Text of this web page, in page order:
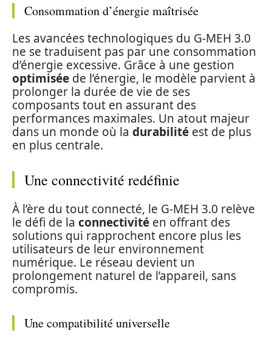
Consommation d’énergie maîtrisée
Les avancées technologiques du G-MEH 3.0
ne se traduisent pas par une consommation
d’énergie excessive. Grâce à une gestion
optimisée de l’énergie, le modèle parvient à
prolonger la durée de vie de ses
composants tout en assurant des
performances maximales. Un atout majeur
dans un monde où la durabilité est de plus
en plus centrale.
Une connectivité redéfinie
À l’ère du tout connecté, le G-MEH 3.0 relève
le défi de la connectivité en offrant des
solutions qui rapprochent encore plus les
utilisateurs de leur environnement
numérique. Le réseau devient un
prolongement naturel de l’appareil, sans
compromis.
Une compatibilité universelle